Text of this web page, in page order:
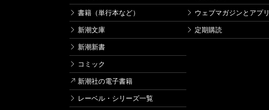
書籍（単行本など）
新潮文庫
新潮新書
コミック
新潮社の電子書籍
レーベル・シリーズ一覧
ウェブマガジンとアプリ
定期購読